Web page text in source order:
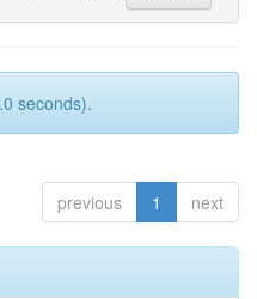
seconds).
previous 1 next